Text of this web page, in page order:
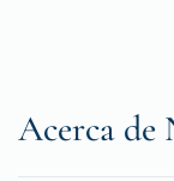
Acerca de